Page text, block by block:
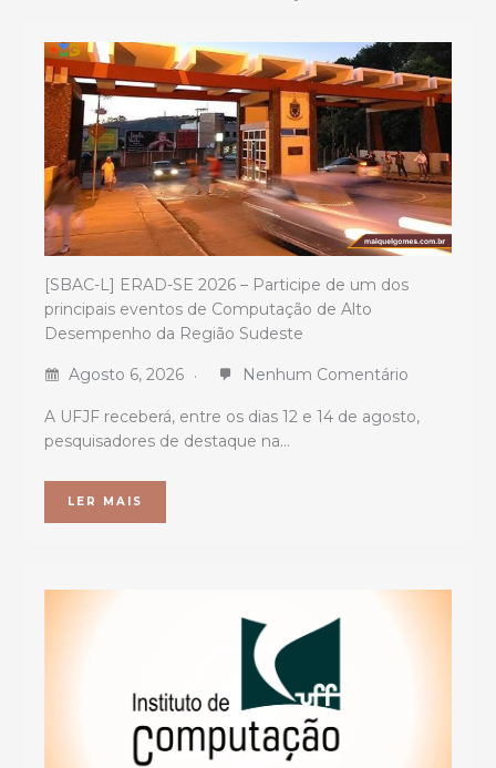
[SBAC-L] ERAD-SE 2026 – Participe de um dos
principais eventos de Computação de Alto
Desempenho da Região Sudeste
Agosto 6, 2026 Nenhum Comentário
A UFJF receberá, entre os dias 12 e 14 de agosto,
pesquisadores de destaque na…
LER MAIS